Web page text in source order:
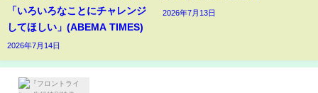
「いろいろなことにチャレンジ
してほしい」(ABEMA TIMES)
2026年7月14日
2026年7月13日